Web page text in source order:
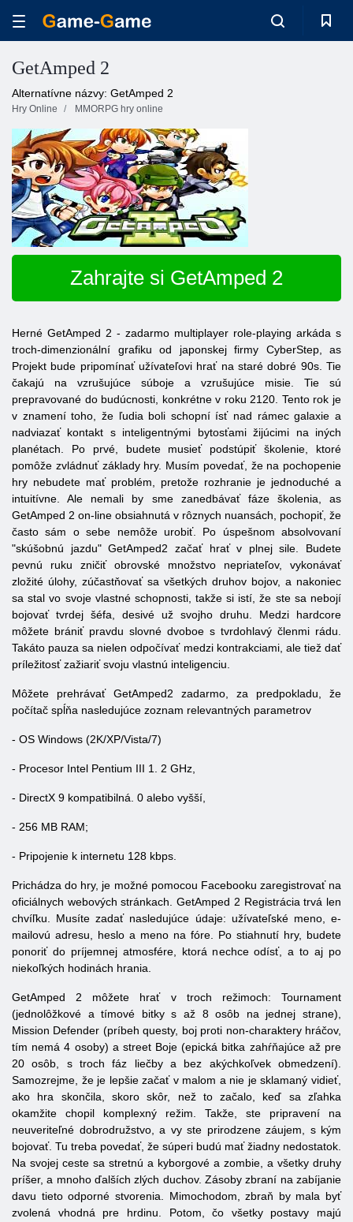
GetAmped 2
Alternatívne názvy: GetAmped 2
Hry Online MMORPG hry online
Zahrajte si GetAmped 2
Herné GetAmped 2 - zadarmo multiplayer role-playing arkáda s
troch-dimenzionální grafiku od japonskej firmy CyberStep, as
Projekt bude pripomínať užívateľovi hrať na staré dobré 90s. Tie
čakajú na vzrušujúce súboje a vzrušujúce misie. Tie sú
prepravované do budúcnosti, konkrétne v roku 2120. Tento rok je
v znamení toho, že ľudia boli schopní ísť nad rámec galaxie a
nadviazať kontakt s inteligentnými bytosťami žijúcimi na iných
planétach. Po prvé, budete musieť podstúpiť školenie, ktoré
pomôže zvládnuť základy hry. Musím povedať, že na pochopenie
hry nebudete mať problém, pretože rozhranie je jednoduché a
intuitívne. Ale nemali by sme zanedbávať fáze školenia, as
GetAmped 2 on-line obsiahnutá v rôznych nuansách, pochopiť, že
často sám o sebe nemôže urobiť. Po úspešnom absolvovaní
"skúšobnú jazdu" GetAmped2 začať hrať v plnej sile. Budete
pevnú ruku zničiť obrovské množstvo nepriateľov, vykonávať
zložité úlohy, zúčastňovať sa všetkých druhov bojov, a nakoniec
sa stal vo svoje vlastné schopnosti, takže si istí, že ste sa nebojí
bojovať tvrdej šéfa, desivé už svojho druhu. Medzi hardcore
môžete brániť pravdu slovné dvoboe s tvrdohlavý členmi rádu.
Takáto pauza sa nielen odpočívať medzi kontrakciami, ale tiež dať
príležitosť zažiariť svoju vlastnú inteligenciu.
Môžete prehrávať GetAmped2 zadarmo, za predpokladu, že
počítač spĺňa nasledujúce zoznam relevantných parametrov
- OS Windows (2K/XP/Vista/7)
- Procesor Intel Pentium III 1. 2 GHz,
- DirectX 9 kompatibilná. 0 alebo vyšší,
- 256 MB RAM;
- Pripojenie k internetu 128 kbps.
Prichádza do hry, je možné pomocou Facebooku zaregistrovať na
oficiálnych webových stránkach.GetAmped 2 Registrácia trvá len
chvíľku. Musíte zadať nasledujúce údaje: užívateľské meno, e-
mailovú adresu, heslo a meno na fóre. Po stiahnutí hry, budete
ponoriť do príjemnej atmosfére, ktorá nechce odísť, a to aj po
niekoľkých hodinách hrania.
GetAmped 2 môžete hrať v troch režimoch: Tournament
(jednolôžkové a tímové bitky s až 8 osôb na jednej strane),
Mission Defender (príbeh questy, boj proti non-charaktery hráčov,
tím nemá 4 osoby) a street Boje (epická bitka zahŕňajúce až pre
20 osôb, s troch fáz liečby a bez akýchkoľvek obmedzení).
Samozrejme, že je lepšie začať v malom a nie je sklamaný vidieť,
ako hra skončila, skoro skôr, než to začalo, keď sa zľahka
okamžite chopil komplexný režim. Takže, ste pripravení na
neuveriteľné dobrodružstvo, a vy ste prirodzene záujem, s kým
bojovať. Tu treba povedať, že súperi budú mať žiadny nedostatok.
Na svojej ceste sa stretnú a kyborgové a zombie, a všetky druhy
príšer, a mnoho ďalších zlých duchov. Zásoby zbraní na zabíjanie
davu tieto odporné stvorenia. Mimochodom, zbraň by mala byť
zvolená vhodná pre hrdinu. Potom, čo všetky postavy majú